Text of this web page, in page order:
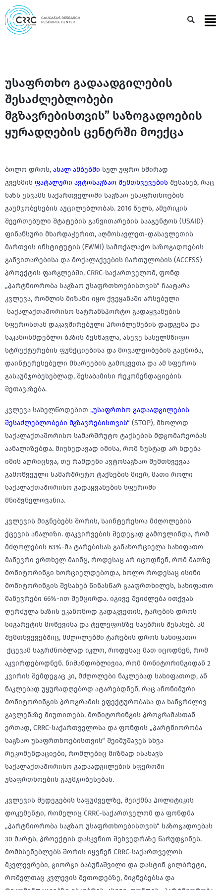
Skip
to
content
უსაფრთხო გადაადგილების
შესაძლებლობები
მგზავრებისთვის” საზოგადოების
ყურადღების ცენტრში მოექცა
ბოლო დროს, ახალ ამბებში სულ უფრო ხშირად
გვესმის ფატალური ავტოსაგზაო შემთხვევების შესახებ, რაც
ხაზს უსვამს საქართველოში საგზაო უსაფრთხოების
გაუმჯობესების აუცილებლობას. 2016 წელს, ამერიკის
შეერთებული შტატების განვითარების სააგენტოს (USAID)
ფინანსური მხარდაჭერით, აღმოსავლეთ-დასავლეთის
მართვის ინსტიტუტის (EWMI) სამოქალაქო საზოგადოების
განვითარებისა და მოქალაქეების ჩართულობის (ACCESS)
პროექტის ფარგლებში, CRRC-საქართველომ, ფონდ
„პარტნიორობა საგზაო უსაფრთხოებისთვის“ ჩაატარა
კვლევა, რომლის მიზანი იყო ქვეყანაში არსებული
საქალაქთაშორისო სატრანსპორტო გადაყვანების
სფეროსთან დაკავშირებული პრობლემების დადგენა და
საკანონმდებლო ბაზის შესწავლა, ასევე სახელმწიფო
სტრუქტურების ფუნქციებისა და მოვალეობების გაცნობა,
დაინტერესებული მხარეების გამოკვეთა და ამ სფეროს
გასაუმჯობესებლად, შესაბამისი რეკომენდაციების
შეთავაზება.
კვლევა სახელწოდებით „უსაფრთხო გადაადგილების
შესაძლებლობები მგზავრებისთვის“ (STOP), მხოლოდ
საქალაქთაშორისო სამარშრუტო ტაქსების მდგომარეობას
აანალიზებდა. მიუხედავად იმისა, რომ ზუსტად არ ხდება
იმის აღრიცხვა, თუ რამდენი ავტოსაგზაო შემთხვევაა
გამოწვეული სამარშრუტო ტაქსების მიერ, მათი როლი
საქალაქთაშორისო გადაყვანების სფეროში
მნიშვნელოვანია.
კვლევის მიგნებებს შორის, საინტერესოა მძღოლების
ქცევის ანალიზი. დაკვირვების შედეგად გამოვლინდა, რომ
მძღოლების 63%-მა ტარებისას განახორციელა სახიფათო
მანევრი ერთხელ მაინც, როდესაც არ იცოდნენ, რომ მათზე
მონიტორინგი ხორციელდებოდა, ხოლო როდესაც ისინი
მონიტორინგის შესახებ წინასწარ გააფრთხილეს, სახიფათო
მანევრები 66%-ით შემცირდა. იგივე შეიძლება ითქვას
ღერძულა ხაზის უკანონოდ გადაკვეთის, ტარების დროს
სიგარეტის მოწევისა და ტელეფონზე საუბრის შესახებ. ამ
შემთხვევებშიც, მძღოლებში ტარების დროს სახიფათო
ქცევამ საგრძნობლად იკლო, როდესაც მათ იცოდნენ, რომ
აკვირდებოდნენ. ნიშანდობლივია, რომ მონიტორინგიდან 2
კვირის შემდეგაც კი, მძღოლები ნაკლებად სახიფათოდ, ან
ნაკლებად უყურადღებოდ ატარებდნენ, რაც ანონიმური
მონიტორინგის პროგრამის ეფექტურობასა და ხანგრძლივ
გავლენაზე მიუთითებს. მონიტორინგის პროგრამასთან
ერთად, CRRC-საქართველოსა და ფონდის „პარტნიორობა
საგზაო უსაფრთხოებისთვის“ შეიმუშავეს სხვა
რეკომენდაციები, რომლებიც მიზნად ისახავს
საქალაქთაშორისო გადაადგილების სფეროში
უსაფრთხოების გაუმჯობესებას.
კვლევის შედეგების საფუძველზე, შეიქმნა პოლიტიკის
დოკუმენტი, რომელიც CRRC-საქართველომ და ფონდმა
„პარტნიორობა საგზაო უსაფრთხოებისთვის“ საზოგადოებას
30 მარტს, პროექტის დასკვნით შეხვედრაზე წარუდგინეს.
მომხსენებლებს შორის იყვნენ CRRC-საქართველოს
მკვლევრები, გიორგი ბაბუნაშვილი და დასტინ გილბრეტი,
რომელთაც კვლევის მეთოდებზე, მიგნებებსა და